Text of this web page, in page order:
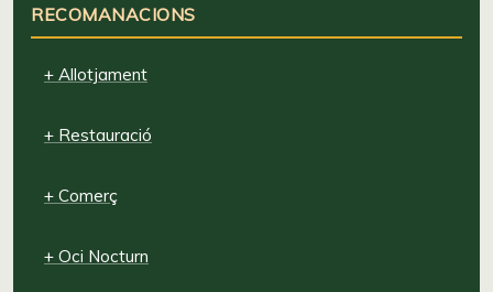
RECOMANACIONS
+ Allotjament
+ Restauració
+ Comerç
+ Oci Nocturn